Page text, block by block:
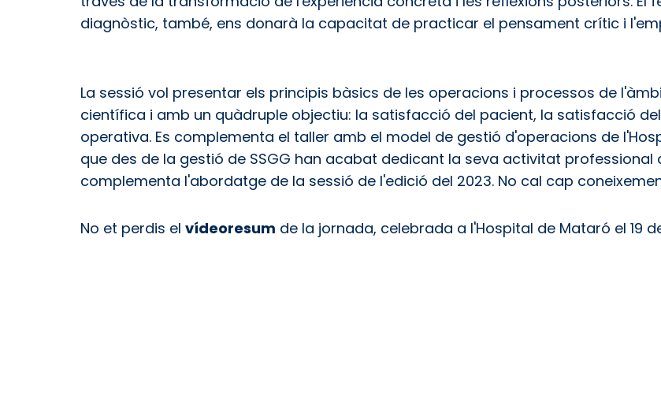
diagnòstic, també, ens donarà la capacitat de practicar el pensament crític i
La sessió vol presentar els principis bàsics de les operacions i processos de
científica i amb un quàdruple objectiu: la satisfacció del pacient, la satisfacció
operativa. Es complementa el taller amb el model de gestió d'operacions de
que des de la gestió de SSGG han acabat dedicant la seva activitat
complementa l'abordatge de la sessió de l'edició del 2023. No cal cap
No et perdis el vídeoresum de la jornada, celebrada a l'Hospital de Mataró el 19